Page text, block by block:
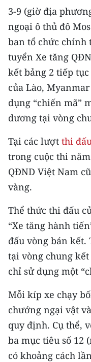
54 DÂN TỘC VIỆT
CHƯƠNG TRÌNH
MỘT SẢN PHẨM
RADIO
MEDIA CENTER
E-Magazine
Video
Media Chính trị
Media Kinh tế
Media Văn hóa
Media Xã hội
Media Pháp luật
Media Du lịch
Media Thế giới
Media Thể thao
Media Giáo dục
3-9 (giờ địa
ngoại ô thủ đô
ban tổ chức chính
tuyển Xe tăng
kết bảng 2 tiếp
của Lào,
dụng “chiến mã”
dương tại vòng
Tại các lượt thi
trong cuộc thi
QĐND Việt Nam
vàng.
Thể thức thi đấu
“Xe tăng hành
đấu vòng bán kết.
tại vòng chung
chỉ sử dụng một
Mỗi kíp xe chạy
chướng ngại vật
quy định. Cụ thể,
ba mục tiêu số 12
có khoảng cách